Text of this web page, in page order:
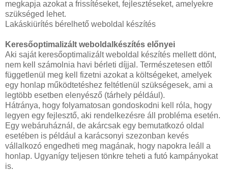
megkapja azokat a frissítéseket, fejlesztéseket, amelyekre
szükséged lehet.
Lakáskiürítés bérelhető weboldal készítés
Keresőoptimalizált weboldalkészítés előnyei
Aki saját keresőoptimalizált weboldal készítés mellett dönt,
nem kell számolnia havi bérleti díjjal. Természetesen ettől
függetlenül meg kell fizetni azokat a költségeket, amelyek
egy honlap működtetéshez feltétlenül szükségesek, ami a
legtöbb esetben elenyésző (tárhely például).
Hátránya, hogy folyamatosan gondoskodni kell róla, hogy
legyen egy fejlesztő, aki rendelkezésre áll probléma esetén.
Egy webáruháznál, de akárcsak egy bemutatkozó oldal
esetében is például a karácsonyi szezonban kevés
vállalkozó engedheti meg magának, hogy napokra leáll a
honlap. Ugyanígy teljesen tönkre teheti a futó kampányokat
is.